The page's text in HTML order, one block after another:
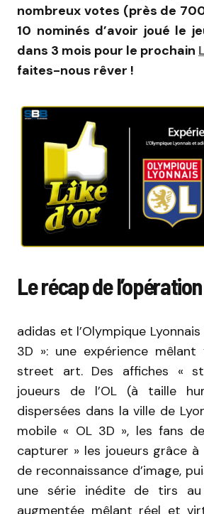
nombreux votes (près de
10 nominés d’avoir joué le
dans 3 mois pour le prochain
faites-nous rêver !
Le récap de l’opération
adidas et l’Olympique
3D »: une expérience mêlant
street art. Des affiches «
joueurs de l’OL (à taille
dispersées dans la ville de
mobile « OL 3D », les fans
capturer » les joueurs grâce
de reconnaissance d’image,
une série inédite de tirs
augmentée mêlant réel et